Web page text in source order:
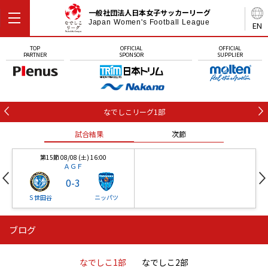
EN
一般社団法人日本女子サッカーリーグ
Japan Women's Football League
TOP
PARTNER
OFFICIAL
SPONSOR
OFFICIAL
SUPPLIER
なでしこリーグ1部
試合結果 次節
第15節 08/08 (土) 16:00
ＡＧＦ
Ｓ世田谷
0-3
ニッパツ
ニッパツ 石人の星
ブログ
なでしこ1部 なでしこ2部